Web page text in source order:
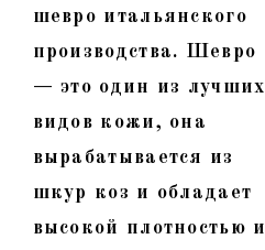
шевро итальянского
производства. Шевро
— это один из лучших
видов кожи, она
вырабатывается из
шкур коз и обладает
высокой плотностью и